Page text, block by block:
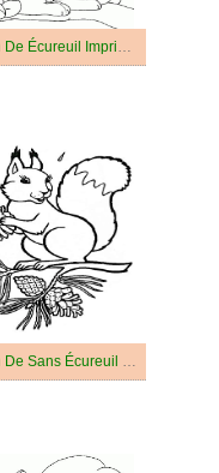
Dessin De Écureuil Imprimable Gratuitement
Dessin De Sans Écureuil Pour Les Enfants